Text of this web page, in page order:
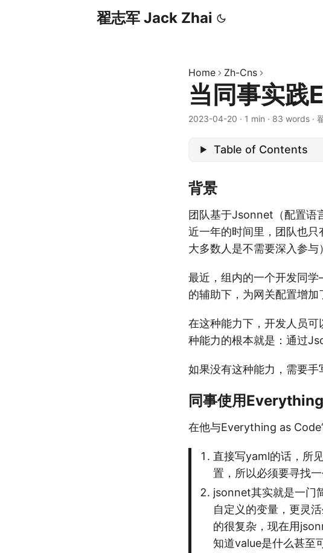
翟志军 Jack Zhai
Home Zh-Cns
当同事实
2023-04-20 · 1 min · 83 words ·
Table of Contents
背景
团队基于Jsonnet（配置语
近一年的时间里，团队也
大多数人是不需要深入参与
最近，组内的一个开发同
的辅助下，为网关配置增加
在这种能力下，开发人员
种能力的根本就是：通过
如果没有这种能力，需要手
同事使用
在他与Everything as
直接写yaml的话，所
置，所以必须要寻找一
jsonnet其实就是一门
自定义的变量，更灵
的很复杂，现在用
知道value是什么甚至